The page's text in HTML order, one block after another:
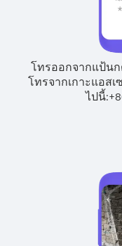
โทรออกจากแป้น
โทรจากเกาะแอส
ไปนี้:+